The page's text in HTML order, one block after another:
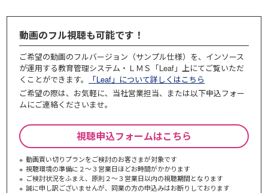
動画のフル視聴も可能です！
ご希望の動画のフルバージョン（サンプル仕様）を、インソース
が運用する教育管理システム・ＬＭＳ「Leaf」上にてご覧いただ
くことができます。
「Leaf」について詳しくはこちら
ご希望の際は、お気軽に、当社営業担当、または以下申込フォー
ムにご連絡くださいませ。
視聴申込フォームはこちら
動画買い切りプランをご検討のお客さまが対象です
視聴環境の準備に２～３営業日ほどお時間がかかります
ご検討状況をふまえ、原則２～３営業⽇以内の視聴期間となります
誠に申し訳ございませんが、同業の⽅の申込みはお断りしております